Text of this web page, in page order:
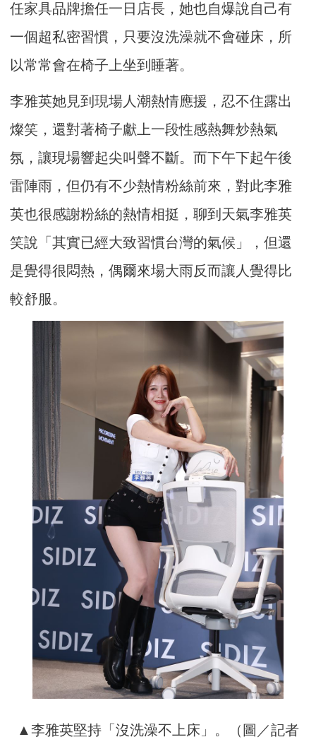
任家具品牌擔任一日店長，她也自爆說自己有
一個超私密習慣，只要沒洗澡就不會碰床，所
以常常會在椅子上坐到睡著。
李雅英她見到現場人潮熱情應援，忍不住露出
燦笑，還對著椅子獻上一段性感熱舞炒熱氣
氛，讓現場響起尖叫聲不斷。而下午下起午後
雷陣雨，但仍有不少熱情粉絲前來，對此李雅
英也很感謝粉絲的熱情相挺，聊到天氣李雅英
笑說「其實已經大致習慣台灣的氣候」，但還
是覺得很悶熱，偶爾來場大雨反而讓人覺得比
較舒服。
▲李雅英堅持「沒洗澡不上床」。（圖／記者